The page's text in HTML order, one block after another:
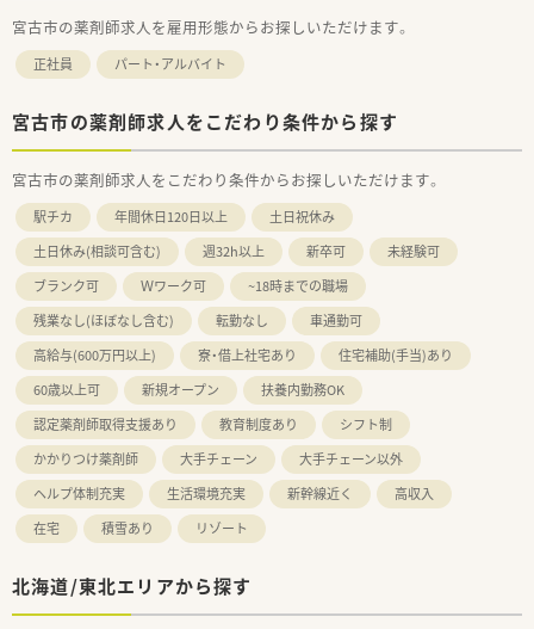
宮古市の薬剤師求人を雇用形態からお探しいただけます。
正社員 パート・アルバイト
宮古市の薬剤師求人をこだわり条件から探す
宮古市の薬剤師求人をこだわり条件からお探しいただけます。
駅チカ 年間休日120日以上
土日祝休み
土日休み(相談可含む)
週32h以上 新卒可
未経験可
ブランク可
Ｗワーク可
~18時までの職場
残業なし(ほぼなし含む)
転勤なし
車通勤可
高給与(600万円以上)
寮・借上社宅あり
住宅補助(手当)あり
60歳以上可
新規オープン
扶養内勤務OK
認定薬剤師取得支援あり
教育制度あり
シフト制
かかりつけ薬剤師
大手チェーン
大手チェーン以外
ヘルプ体制充実
生活環境充実 新幹線近く
高収入
在宅
積雪あり リゾート
北海道/東北エリアから探す